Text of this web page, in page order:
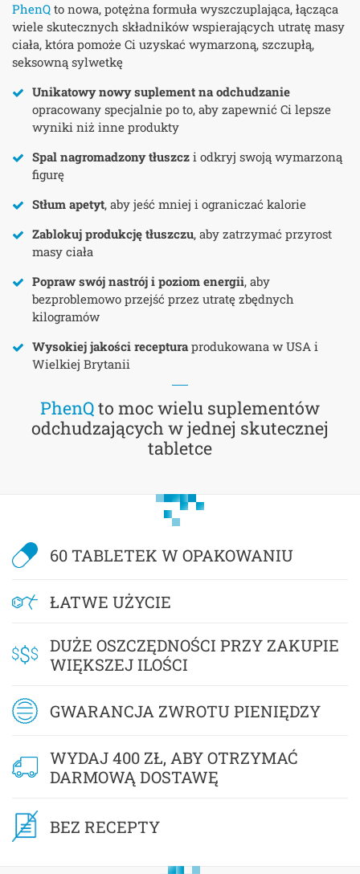
PhenQ to nowa, potężna formuła wyszczuplająca, łącząca
wiele skutecznych składników wspierających utratę masy
ciała, która pomoże Ci uzyskać wymarzoną, szczupłą,
seksowną sylwetkę
Unikatowy nowy suplement na odchudzanie
opracowany specjalnie po to, aby zapewnić Ci lepsze
wyniki niż inne produkty
Spal nagromadzony tłuszcz i odkryj swoją wymarzoną
figurę
Stłum apetyt, aby jeść mniej i ograniczać kalorie
Zablokuj produkcję tłuszczu, aby zatrzymać przyrost
masy ciała
Popraw swój nastrój i poziom energii, aby
bezproblemowo przejść przez utratę zbędnych
kilogramów
Wysokiej jakości recepturaprodukowana w USA i
Wielkiej Brytanii
PhenQto moc wielu suplementów
odchudzających w jednej skutecznej
tabletce
60 TABLETEK W OPAKOWANIU
ŁATWE UŻYCIE
DUŻE OSZCZĘDNOŚCI PRZY ZAKUPIE
WIĘKSZEJ ILOŚCI
GWARANCJA ZWROTU PIENIĘDZY
WYDAJ 400 ZŁ, ABY OTRZYMAĆ
DARMOWĄ DOSTAWĘ
BEZ RECEPTY